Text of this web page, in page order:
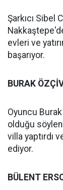
Şarkıcı Sibel
evleri ve
başarıyor.
BURAK
Oyuncu
olduğu
villa yaptırdı
ediyor.
BÜLENT